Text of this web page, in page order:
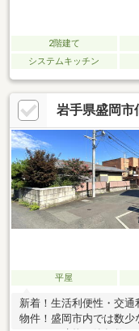
2階建て
システムキッチン
岩手県盛岡市
平屋
新着！生活利便性・交
物件！盛岡市内では数少